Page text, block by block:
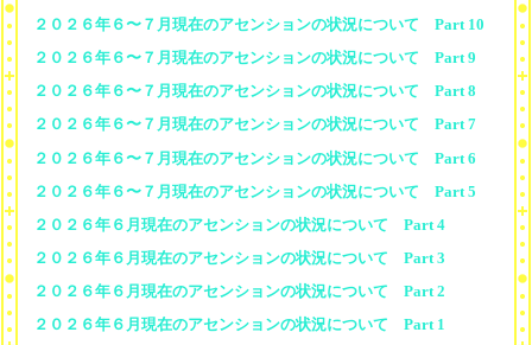
２０２６年６〜７月現在のアセンションの状況について Part 10
２０２６年６〜７月現在のアセンションの状況について Part 9
２０２６年６〜７月現在のアセンションの状況について Part 8
２０２６年６〜７月現在のアセンションの状況について Part 7
２０２６年６〜７月現在のアセンションの状況について Part 6
２０２６年６〜７月現在のアセンションの状況について Part 5
２０２６年６月現在のアセンションの状況について Part 4
２０２６年６月現在のアセンションの状況について Part 3
２０２６年６月現在のアセンションの状況について Part 2
２０２６年６月現在のアセンションの状況について Part 1